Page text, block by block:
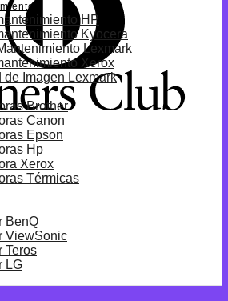
HP
Kyocera
Lexmark
Xerox
de Imagen Lexmark
Brother
Canon
Epson
Hp
Xerox
Térmicas
BenQ
ViewSonic
Teros
LG